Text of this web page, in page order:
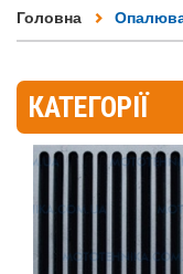
Головна
КАТЕГОРІЇ